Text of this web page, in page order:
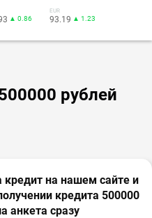
▲ 0.86
EUR
93.19 ▲ 1.23
рублей
кредит на нашем сайте и
кредита 500000
анкета сразу